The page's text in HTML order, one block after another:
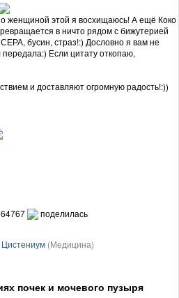
женщиной этой я восхищаюсь! А ещё Коко
в ничто рядом с бижутерией
бусин, страз!:) Дословно я вам не
Если цитату откопаю,
и доставляют огромную радость!:))
64767
поделилась
Цистениум (Медицина)
почек и мочевого пузыря